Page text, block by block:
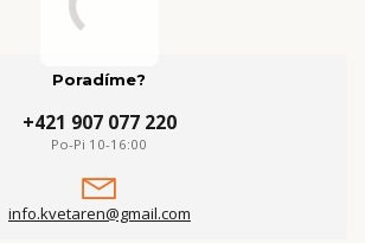
Poradíme?
+421 907 077 220
Po-Pi 10-16:00
info.kvetaren@gmail.com